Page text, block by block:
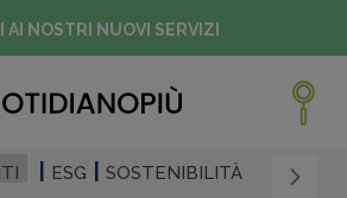
AI NOSTRI NUOVI SERVIZI
ESG SOSTENIBILITÀ